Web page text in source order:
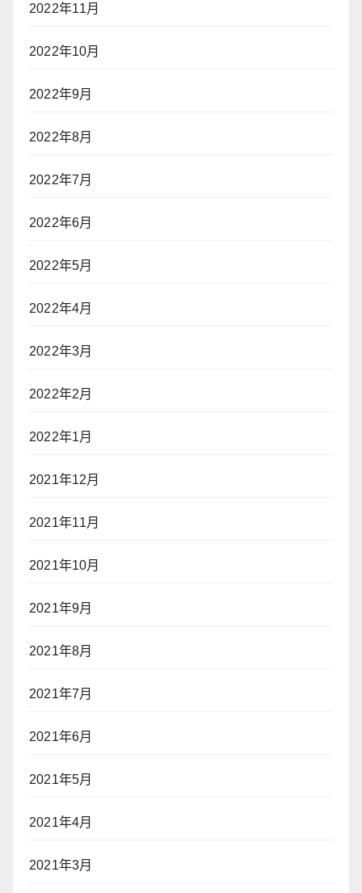
2022年11月
2022年10月
2022年9月
2022年8月
2022年7月
2022年6月
2022年5月
2022年4月
2022年3月
2022年2月
2022年1月
2021年12月
2021年11月
2021年10月
2021年9月
2021年8月
2021年7月
2021年6月
2021年5月
2021年4月
2021年3月